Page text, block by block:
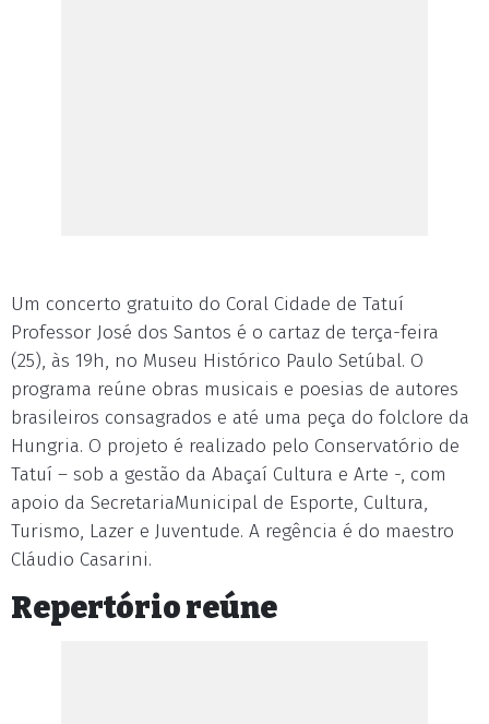
Um concerto gratuito do Coral Cidade de Tatuí
Professor José dos Santos é o cartaz de terça-feira
(25), às 19h, no Museu Histórico Paulo Setúbal. O
programa reúne obras musicais e poesias de autores
brasileiros consagrados e até uma peça do folclore da
Hungria. O projeto é realizado pelo Conservatório de
Tatuí – sob a gestão da Abaçaí Cultura e Arte -, com
apoio da SecretariaMunicipal de Esporte, Cultura,
Turismo, Lazer e Juventude. A regência é do maestro
Cláudio Casarini.
Repertório reúne